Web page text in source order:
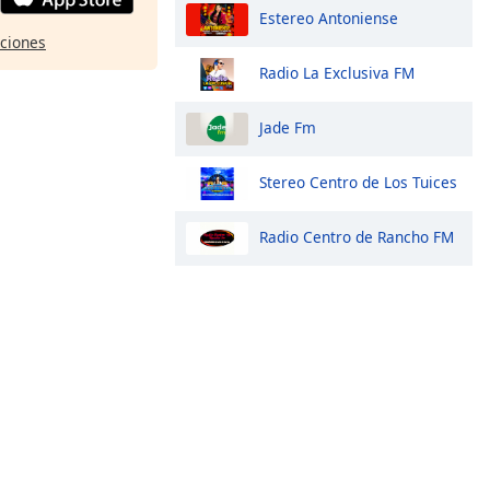
Estereo Antoniense
Radio La Exclusiva FM
Jade Fm
Stereo Centro de Los Tuices
Radio Centro de Rancho FM